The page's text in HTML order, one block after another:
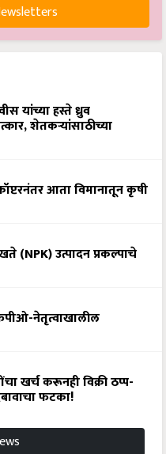
यांच्या हस्ते ध्रुव
शेतकऱ्यांसाठीच्या
आता विमानातून कृषी
खते (NPK) उत्पादन प्रकल्पाचे
नेतृत्वाखालील
खर्च करूनही विक्री ठप्प-
फटका!